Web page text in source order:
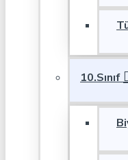
10.Sınıf